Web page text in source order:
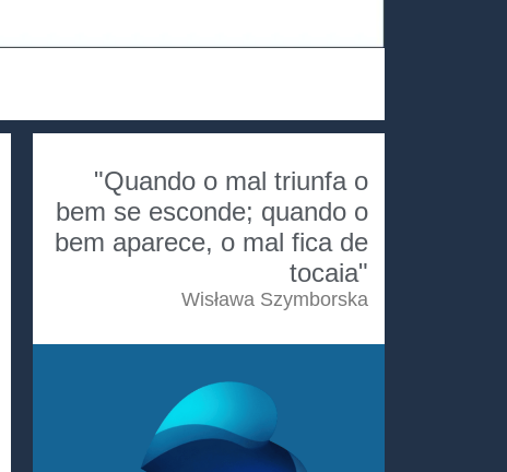
"Quando o mal triunfa o
bem se esconde; quando o
bem aparece, o mal fica de
tocaia"
Wisława Szymborska